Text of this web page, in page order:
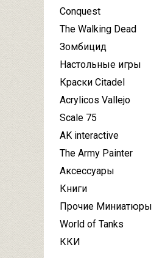
Conquest
The Walking Dead
Зомбицид
Настольные игры
Краски Citadel
Acrylicos Vallejo
Scale 75
AK interactive
The Army Painter
Аксессуары
Книги
Прочие Миниатюры
World of Tanks
ККИ